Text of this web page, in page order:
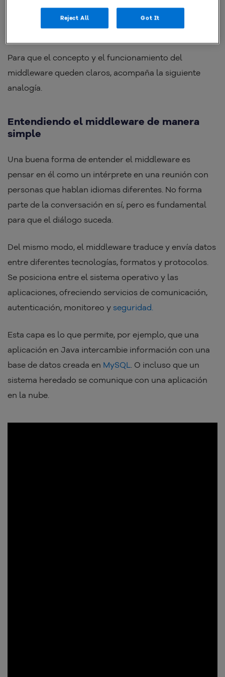
Para que el concepto y el funcionamiento del
middleware queden claros, acompaña la siguiente
analogía.
Entendiendo el middleware de manera
simple
Una buena forma de entender el middleware es
pensar en él como un intérprete en una reunión con
personas que hablan idiomas diferentes. No forma
parte de la conversación en sí, pero es fundamental
para que el diálogo suceda.
Del mismo modo, el middleware traduce y envía datos
entre diferentes tecnologías, formatos y protocolos.
Se posiciona entre el sistema operativo y las
aplicaciones, ofreciendo servicios de comunicación,
autenticación, monitoreo y seguridad.
Esta capa es lo que permite, por ejemplo, que una
aplicación en Java intercambie información con una
base de datos creada en MySQL. O incluso que un
sistema heredado se comunique con una aplicación
en la nube.
Reject All Got It